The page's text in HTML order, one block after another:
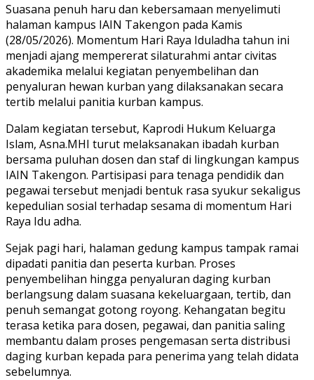
Suasana penuh haru dan kebersamaan menyelimuti
halaman kampus IAIN Takengon pada Kamis
(28/05/2026). Momentum Hari Raya Iduladha tahun ini
menjadi ajang mempererat silaturahmi antar civitas
akademika melalui kegiatan penyembelihan dan
penyaluran hewan kurban yang dilaksanakan secara
tertib melalui panitia kurban kampus.
Dalam kegiatan tersebut, Kaprodi Hukum Keluarga
Islam, Asna.MHI turut melaksanakan ibadah kurban
bersama puluhan dosen dan staf di lingkungan kampus
IAIN Takengon. Partisipasi para tenaga pendidik dan
pegawai tersebut menjadi bentuk rasa syukur sekaligus
kepedulian sosial terhadap sesama di momentum Hari
Raya Idu adha.
Sejak pagi hari, halaman gedung kampus tampak ramai
dipadati panitia dan peserta kurban. Proses
penyembelihan hingga penyaluran daging kurban
berlangsung dalam suasana kekeluargaan, tertib, dan
penuh semangat gotong royong. Kehangatan begitu
terasa ketika para dosen, pegawai, dan panitia saling
membantu dalam proses pengemasan serta distribusi
daging kurban kepada para penerima yang telah didata
sebelumnya.